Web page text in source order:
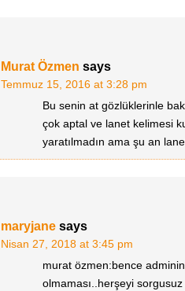
Murat Özmen says
Temmuz 15, 2016 at 3:28 pm
Bu senin at gözlüklerinle
çok aptal ve lanet kelimesi
yaratılmadın ama şu an
maryjane says
Nisan 27, 2018 at 3:45 pm
murat özmen:bence
olmaması..herşeyi